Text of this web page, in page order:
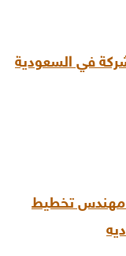
في السعودية
مهندس تخطيط